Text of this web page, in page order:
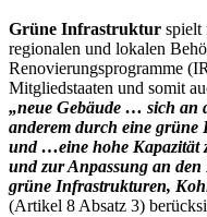
Grüne Infrastruktur spielt
regionalen und lokalen
Renovierungsprogramme
Mitgliedstaaten und somit
„neue Gebäude … sich an
anderem durch eine
und …eine hohe Kapazität
und zur Anpassung an
grüne Infrastrukturen,
(Artikel 8 Absatz 3)